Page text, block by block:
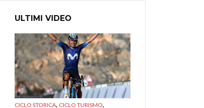
ULTIMI VIDEO
CICLO STORICA, CICLO TURISMO,